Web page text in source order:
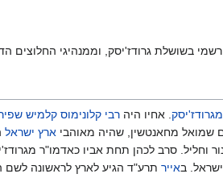
בשושלת גרודז'יסק, וממנהיגי החלוצים
. אחיו היה רבי קלונימוס קלמיש
שמואל מחאנטשין, שהיה מאוהבי ארץ ישראל
וחליל. סרב לכהן תחת אביו כאדמו"ר
באייר תרע"ד הגיע לארץ לראשונה